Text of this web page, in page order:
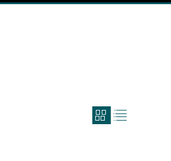
View
search